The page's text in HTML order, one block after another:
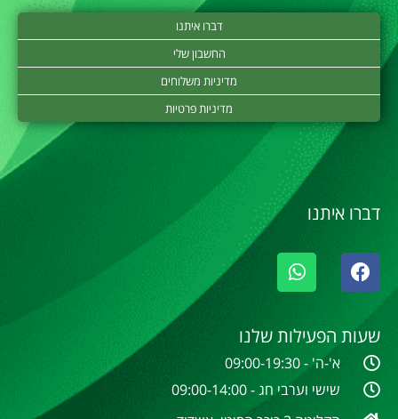
דברו איתנו
החשבון שלי
מדיניות משלוחים
מדיניות פרטיות
דברו איתנו
שעות הפעילות שלנו
א'-ה' - 09:00-19:30
שישי וערבי חג - 09:00-14:00